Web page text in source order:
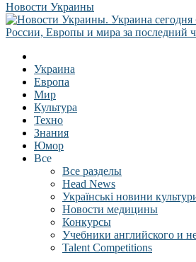
Новости Украины
Украина
Европа
Мир
Культура
Техно
Знания
Юмор
Все
Все разделы
Head News
Українські новини
Новости медицины
Конкурсы
Учебники английского и
Talent Competitions